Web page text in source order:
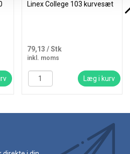
Linex College 103 kurvesæt
79,13 / Stk
inkl. moms
Læg i kurv